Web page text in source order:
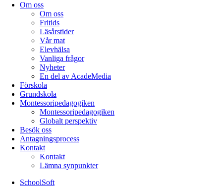
Om oss
Om oss
Fritids
Läsårstider
Vår mat
Elevhälsa
Vanliga frågor
Nyheter
En del av AcadeMedia
Förskola
Grundskola
Montessoripedagogiken
Montessoripedagogiken
Globalt perspektiv
Besök oss
Antagningsprocess
Kontakt
Kontakt
Lämna synpunkter
SchoolSoft